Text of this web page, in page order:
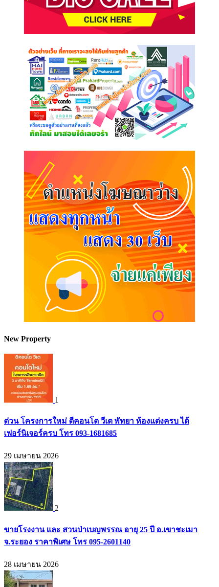
New Property
1
ด่วน โครงการใหม่ ดีคอนโด วีเต พัทยา ห้องแต่งครบ ได้
เฟอร์นิเจอร์ครบ โทร 093-1681685
29 เมษายน 2026
2
ขายโรงงาน และ สวนป่าเบญพรรณ อายุ 25 ปี อ.เขาชะเมา
จ.ระยอง ราคาพิเศษ โทร 095-2601140
28 เมษายน 2026